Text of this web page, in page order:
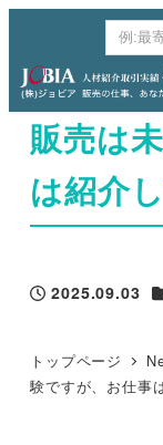
ン
コ販売は
は紹介
投稿日
2025.09.03
トップページ
験ですが、お仕事